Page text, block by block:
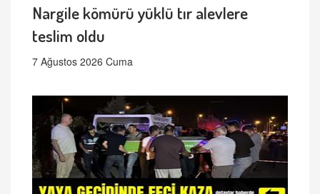
Nargile kömürü yüklü tır alevlere
teslim oldu
7 Ağustos 2026 Cuma